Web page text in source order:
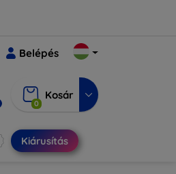
Belépés
0
Kosár
Kiárusítás